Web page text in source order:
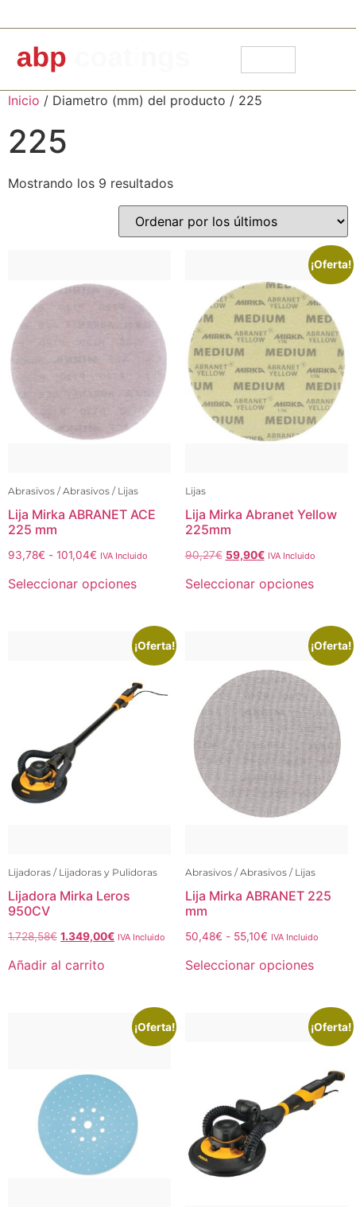
Inicio / Diametro (mm) del producto / 225
225
Mostrando los 9 resultados
Abrasivos / Abrasivos / Lijas
Lija Mirka ABRANET ACE
225 mm
93,78€ - 101,04€ IVA Incluido
Seleccionar opciones
¡Oferta!
Lijas
Lija Mirka Abranet Yellow
225mm
90,27€ 59,90€ IVA Incluido
Seleccionar opciones
¡Oferta!
Lijadoras / Lijadoras y Pulidoras
Lijadora Mirka Leros
950CV
1.728,58€ 1.349,00€ IVA Incluido
Añadir al carrito
¡Oferta!
Abrasivos / Abrasivos / Lijas
Lija Mirka ABRANET 225
mm
50,48€ - 55,10€ IVA Incluido
Seleccionar opciones
¡Oferta! ¡Oferta!